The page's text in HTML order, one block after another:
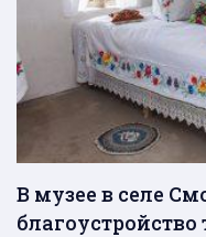
В музее в селе
благоустройство